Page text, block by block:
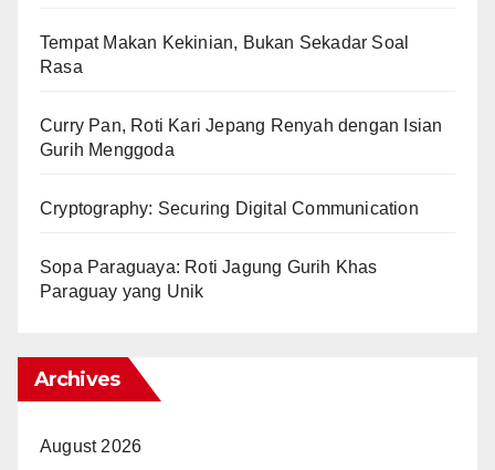
Tempat Makan Kekinian, Bukan Sekadar Soal
Rasa
Curry Pan, Roti Kari Jepang Renyah dengan Isian
Gurih Menggoda
Cryptography: Securing Digital Communication
Sopa Paraguaya: Roti Jagung Gurih Khas
Paraguay yang Unik
Archives
August 2026